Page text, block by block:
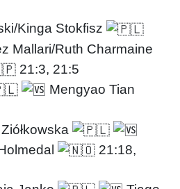
Kinga Stokfisz
Mallari/Ruth Charmaine
21:3, 21:5
Mengyao Tian
21:18,